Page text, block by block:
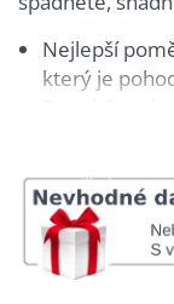
Nejlepší
který je
Pro občasné
K dispozici je
Slovensko